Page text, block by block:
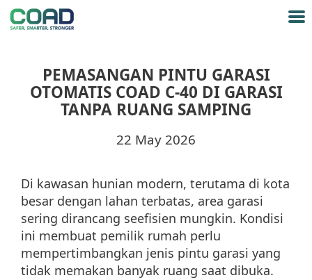
PEMASANGAN PINTU GARASI
OTOMATIS COAD C-40 DI GARASI
TANPA RUANG SAMPING
22 May 2026
Di kawasan hunian modern, terutama di kota
besar dengan lahan terbatas, area garasi
sering dirancang seefisien mungkin. Kondisi
ini membuat pemilik rumah perlu
mempertimbangkan jenis pintu garasi yang
tidak memakan banyak ruang saat dibuka.